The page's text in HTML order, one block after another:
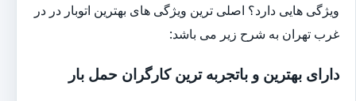
ویژگی هایی دارد؟ اصلی ترین ویژگی های بهترین اتوبار در در
غرب تهران به شرح زیر می باشد:
دارای بهترین و باتجربه ترین کارگران حمل بار